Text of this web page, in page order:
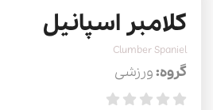
کلامبر اسپانیل
Clumber Spaniel
گروه:ورزشی